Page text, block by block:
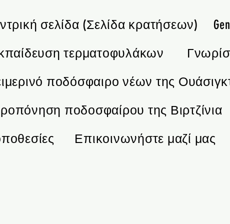
σελίδα (Σελίδα κρατήσεων)
τερματοφυλάκων
ποδόσφαιρο νέων της
ποδοσφαίρου της Βιρτζίνια
Επικοινωνήστε μαζί μας